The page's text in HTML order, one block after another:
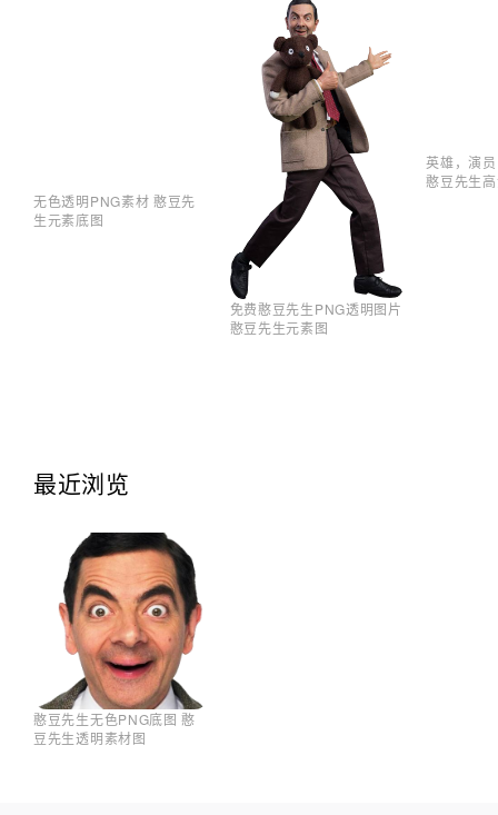
无色透明PNG素材 憨豆先
生元素底图
免费憨豆先生PNG透明图片
憨豆先生元素图
英雄，演
憨豆先生
最近浏览
憨豆先生无色PNG底图 憨
豆先生透明素材图